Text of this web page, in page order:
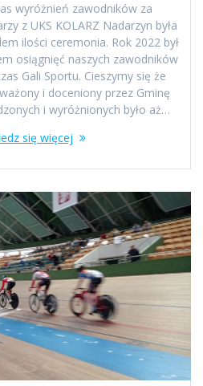
wyróżnień zawodników za
z UKS KOLARZ Nadarzyn była
ilości ceremonia. Rok 2022 był
osiągnięć naszych zawodników
Gali Sportu. Cieszymy się że
i doceniony przez Gminę
i wyróżnionych było aż…
się więcej